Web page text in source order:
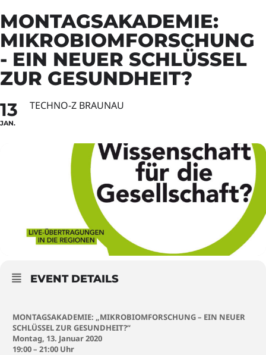
MONTAGSAKADEMIE:
MIKROBIOMFORSCHUNG
- EIN NEUER SCHLÜSSEL
ZUR GESUNDHEIT?
13
JAN.
TECHNO-Z BRAUNAU
EVENT DETAILS
MONTAGSAKADEMIE: „MIKROBIOMFORSCHUNG – EIN NEUER
SCHLÜSSEL ZUR GESUNDHEIT?“
Montag, 13. Januar 2020
19:00 – 21:00 Uhr